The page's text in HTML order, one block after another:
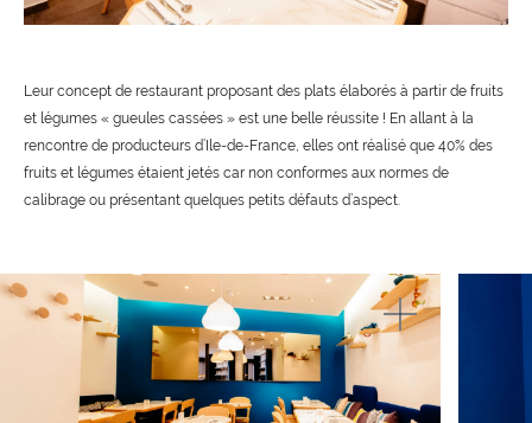
Leur concept de restaurant proposant des plats élaborés à partir de fruits
et légumes « gueules cassées » est une belle réussite ! En allant à la
rencontre de producteurs d’Ile-de-France, elles ont réalisé que 40% des
fruits et légumes étaient jetés car non conformes aux normes de
calibrage ou présentant quelques petits défauts d’aspect.